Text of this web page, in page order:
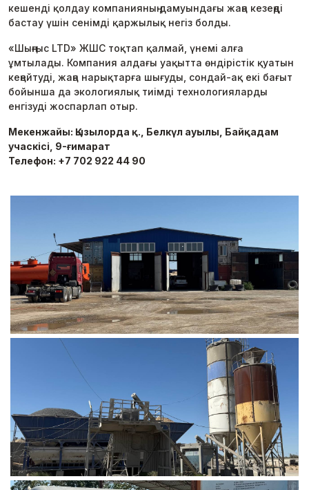
кешенді қолдау компанияның дамуындағы жаңа кезеңді
бастау үшін сенімді қаржылық негіз болды.
«Шыңғыс LTD» ЖШС тоқтап қалмай, үнемі алға
ұмтылады. Компания алдағы уақытта өндірістік қуатын
кеңейтуді, жаңа нарықтарға шығуды, сондай-ақ екі бағыт
бойынша да экологиялық тиімді технологияларды
енгізуді жоспарлап отыр.
Мекенжайы: Қызылорда қ., Белкүл ауылы, Байқадам
учаскісі, 9-ғимарат
Телефон: +7 702 922 44 90